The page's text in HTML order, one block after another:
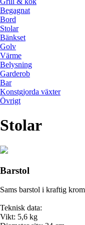
Begagnat
Bord
Stolar
Bänkset
Golv
Värme
Belysning
Garderob
Bar
Konstgjorda växter
Övrigt
Stolar
Barstol
Sams barstol i kraftig
Teknisk data:
Vikt: 5,6 kg